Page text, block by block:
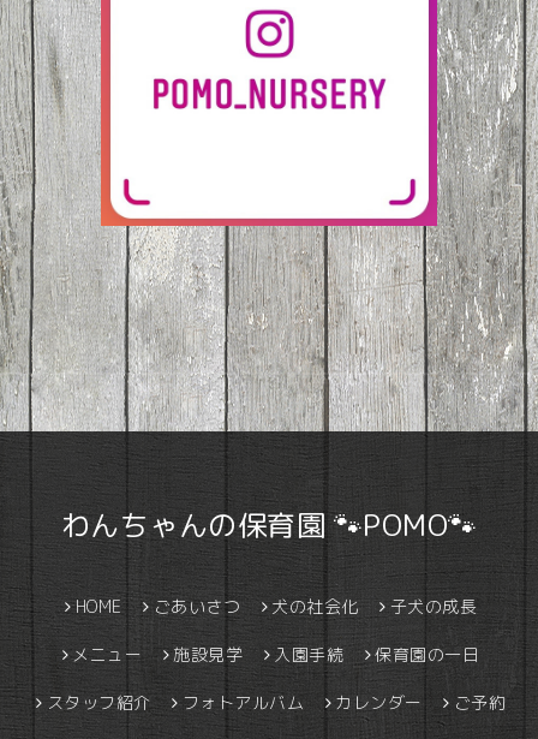
わんちゃんの保育園 🐾POMO🐾
HOME ごあいさつ 犬の社会化 子犬の成長
メニュー 施設見学 入園手続 保育園の一日
スタッフ紹介 フォトアルバム カレンダー ご予約